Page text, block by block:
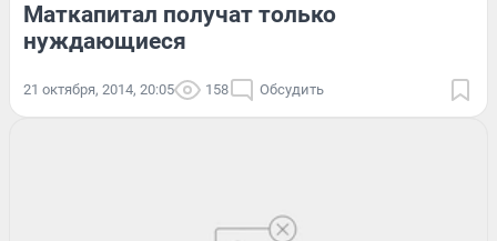
Маткапитал получат только
нуждающиеся
21 октября, 2014, 20:05 158 Обсудить